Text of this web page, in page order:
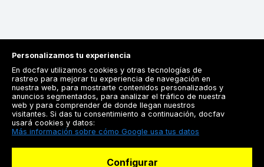
Registrarse
Docfav
Personalizamos tu experiencia
En docfav utilizamos cookies y otras tecnologías de
rastreo para mejorar tu experiencia de navegación en
nuestra web, para mostrarte contenidos personalizados y
anuncios segmentados, para analizar el tráfico de nuestra
web y para comprender de donde llegan nuestros
visitantes. Si das tu consentimiento a continuación, docfav
usará cookies y datos:
Más información sobre cómo Google usa tus datos
Configurar